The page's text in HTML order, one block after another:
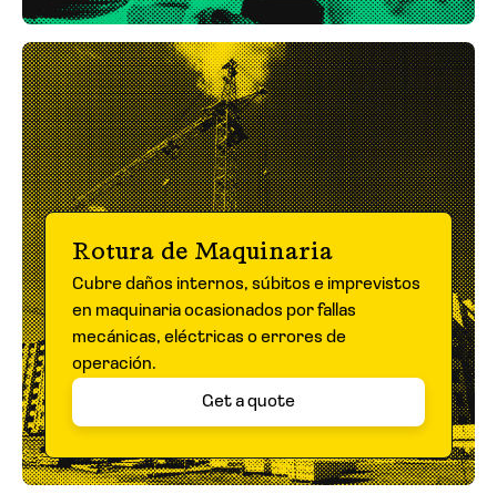
Rotura de Maquinaria
Cubre daños internos, súbitos e imprevistos
en maquinaria ocasionados por fallas
mecánicas, eléctricas o errores de
operación.
Get a quote